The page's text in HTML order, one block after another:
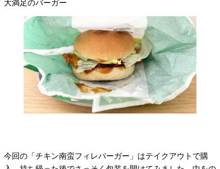
大満足のバーガー
今回の「チキン南蛮フィレバーガー」はテイクアウトで購